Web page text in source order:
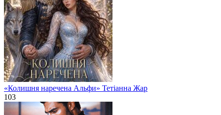
«Колишня наречена Альфи» Тетіанна Жар
103